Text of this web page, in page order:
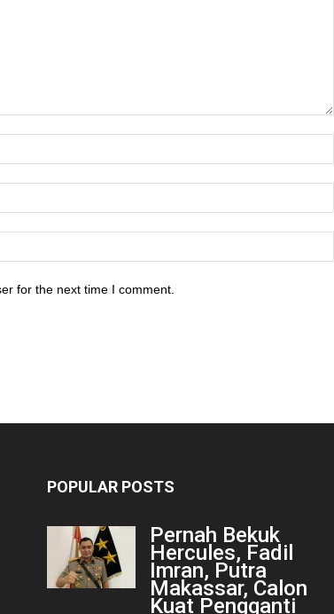
for the next time I comment.
POPULAR POSTS
Pernah Bekuk
Hercules, Fadil
Imran, Putra
Makassar, Calon
Kuat Pengganti